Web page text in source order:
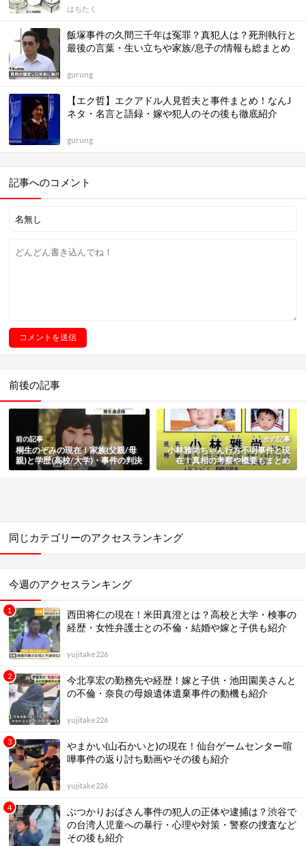
はちたく
飯塚事件の久間三千年は冤罪？真犯人は？死刑執行と
最後の言葉・生い立ちや家族/息子の情報も総まとめ
gurung
【エク哲】エクアドル人見哲夫と事件まとめ！なんJ
ネタ・名言と語録・嫁や犯人のその後も徹底紹介
gurung
記事へのコメント
前後の記事
前の記事
桐生のぞみの現在！家族(父親/母
親)と学歴(高校/大学)・事件の判決
も総まとめ
次の記事
小林雅尚ちゃん行方不明事件と現
在！真相の考察や概要もまとめ
同じカテゴリーのアクセスランキング
今週のアクセスランキング
西田将仁の現在！米田真澄とは？高校と大学・検事の
経歴・女性弁護士との不倫・結婚や嫁と子供も紹介
yujitake226
今北享宏の勤務先や経歴！嫁と子供・池田園美さんと
の不倫・奈良の母娘遺体遺棄事件の動機も紹介
yujitake226
やまかい(山石かいと)の現在！仙台ゲームセンター喧
嘩事件の返り討ち動画やその後も紹介
yujitake226
ぶつかりおばさん事件の犯人の正体や逮捕は？渋谷で
の台湾人児童への暴行・心理や対策・警察の捜査など
その後も紹介